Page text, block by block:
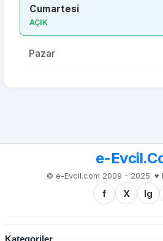
Cumartesi
AÇIK
Pazar
e-
© e-Evcil.com 2009 - 2025. ♥️
f X Ig
Kategoriler